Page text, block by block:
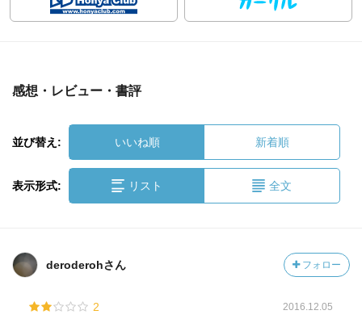
感想・レビュー・書評
並び替え: いいね順 新着順
表示形式: リスト 全文
deroderohさん フォロー
2 2016.12.05